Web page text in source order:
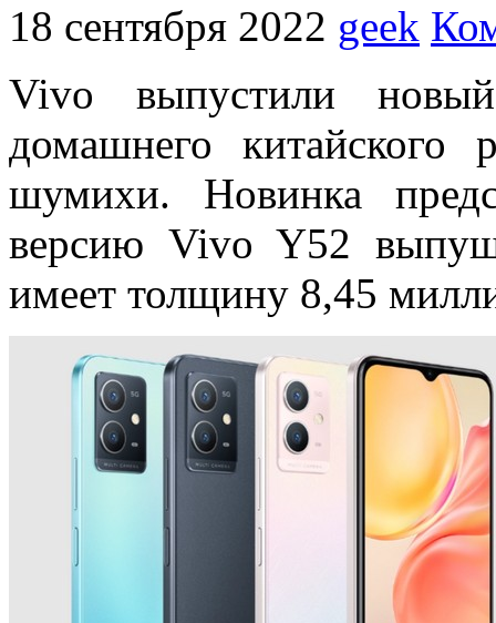
18 сентября 2022 geek
Vivo выпустили
домашнего китайского
шумихи. Новинка
версию Vivo Y52
имеет толщину 8,45